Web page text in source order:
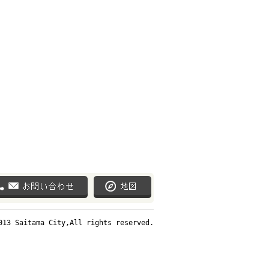
Saitama City,All rights reserved.